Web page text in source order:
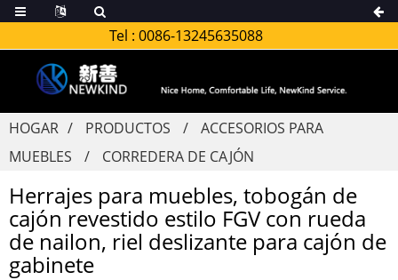
Tel : 0086-13245635088
HOGAR PRODUCTOS
ACCESORIOS PARA
MUEBLES
CORREDERA DE CAJÓN
Herrajes para muebles, tobogán de
cajón revestido estilo FGV con rueda
de nailon, riel deslizante para cajón de
gabinete